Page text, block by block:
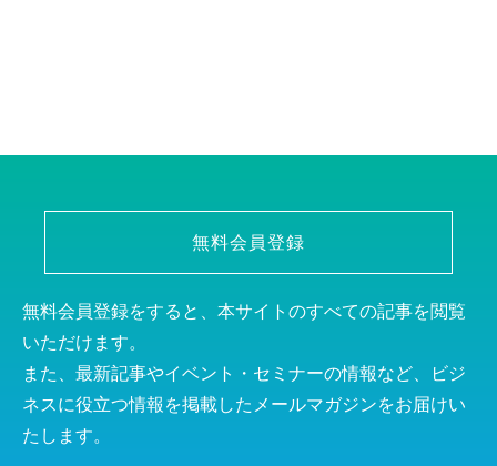
無料会員登録
無料会員登録をすると、本サイトのすべての記事を閲覧
いただけます。
また、最新記事やイベント・セミナーの情報など、ビジ
ネスに役立つ情報を掲載したメールマガジンをお届けい
たします。